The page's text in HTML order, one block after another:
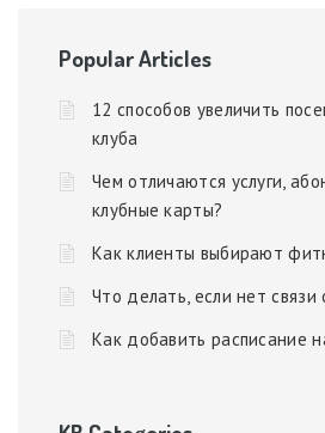
Popular Articles
12 способов увеличить
клуба
Чем отличаются услуги,
клубные карты?
Как клиенты выбирают
Что делать, если нет
Как добавить расписание